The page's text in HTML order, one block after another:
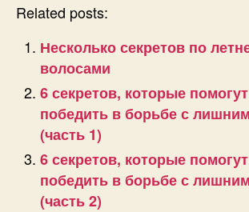
Related posts:
Несколько секретов по
волосами
6 секретов, которые
победить в борьбе с
(часть 1)
6 секретов, которые
победить в борьбе с
(часть 2)